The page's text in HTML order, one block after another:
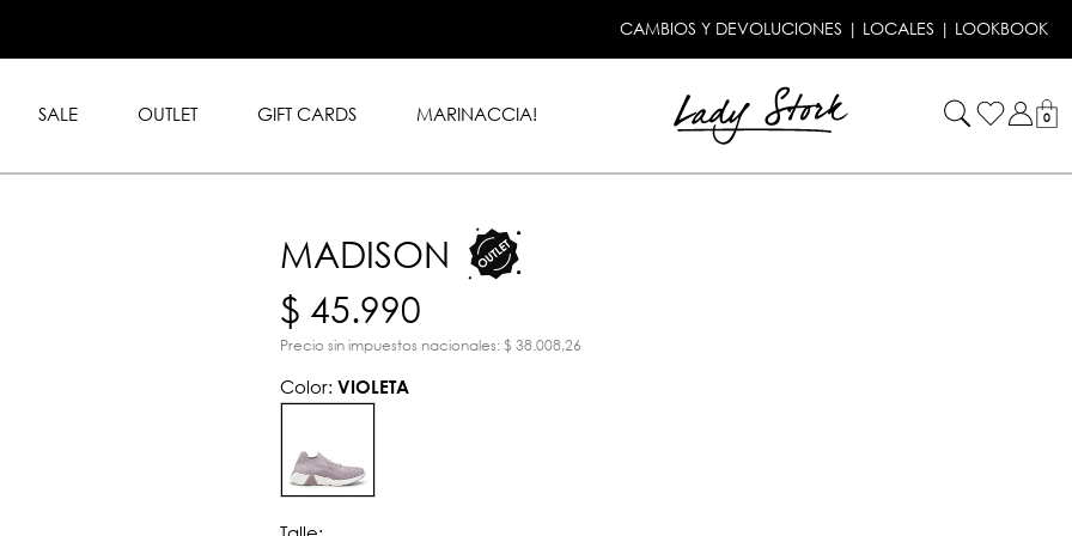
en toda la tienda con
American Express. CAMBIOS Y DEVOLUCIONES | LOCALES | LOOKBOOK
SALE OUTLET GIFT CARDS MARINACCIA! 0
MADISON
$ 45.990
Precio sin impuestos nacionales: $ 38.008,26
Color: VIOLETA